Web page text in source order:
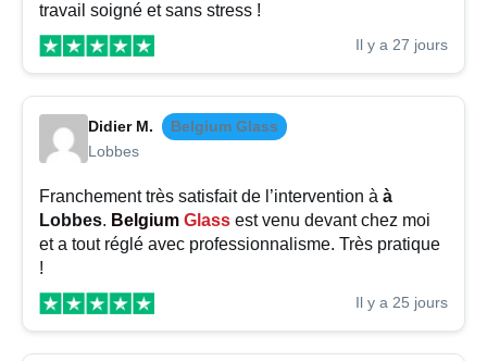
travail soigné et sans stress !
Il y a 27 jours
Didier M.
Belgium Glass
Lobbes
Franchement très satisfait de l’intervention à à
Lobbes. Belgium Glass est venu devant chez moi
et a tout réglé avec professionnalisme. Très pratique
!
Il y a 25 jours